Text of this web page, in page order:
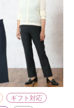
ギフト対応